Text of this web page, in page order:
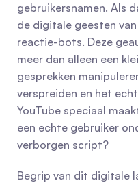
gebruikersnamen. Als
de digitale geesten
reactie-bots. Deze
meer dan alleen een
gesprekken
verspreiden en het
YouTube speciaal
een echte gebruiker
verborgen script?
Begrip van dit digitale